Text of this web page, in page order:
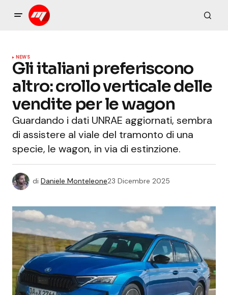
NEWS
Gli italiani preferiscono
altro: crollo verticale delle
vendite per le wagon
Guardando i dati UNRAE aggiornati, sembra
di assistere al viale del tramonto di una
specie, le wagon, in via di estinzione.
di Daniele Monteleone23 Dicembre 2025